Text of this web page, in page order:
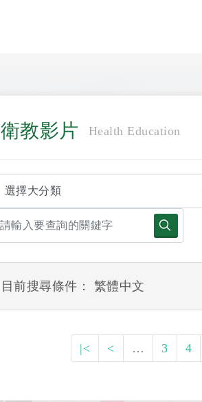
衛教影片 Health Education
目前搜尋條件： 繁體中文
|< < … 3 4